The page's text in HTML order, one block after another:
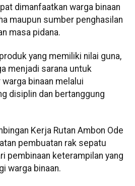
dimanfaatkan warga binaan
maupun sumber penghasilan
masa pidana.
yang memiliki nilai guna,
menjadi sarana untuk
binaan melalui
disiplin dan bertanggung
Kerja Rutan Ambon Ode
pembuatan rak sepatu
pembinaan keterampilan yang
warga binaan.